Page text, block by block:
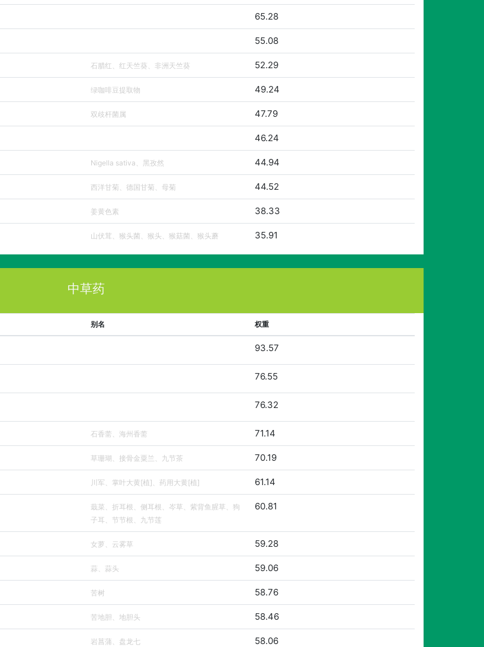
65.28
55.08
石腊红、红天竺葵、非洲天竺葵 52.29
绿咖啡豆提取物 49.24
双歧杆菌属 47.79
46.24
Nigella sativa、黑孜然 44.94
西洋甘菊、德国甘菊、母菊 44.52
姜黄色素 38.33
山伏茸、猴头菌、猴头、猴菇菌、猴头蘑 35.91
中草药
别名 权重
93.57
76.55
76.32
石香薷、海州香薷 71.14
草珊瑚、接骨金粟兰、九节茶 70.19
川军、掌叶大黄[植]、药用大黄[植] 61.14
蕺菜、折耳根、侧耳根、岑草、紫背鱼腥草、狗
子耳、节节根、九节莲
60.81
女萝、云雾草 59.28
蒜、蒜头 59.06
苦树 58.76
苦地胆、地胆头 58.46
岩菖蒲、盘龙七 58.06